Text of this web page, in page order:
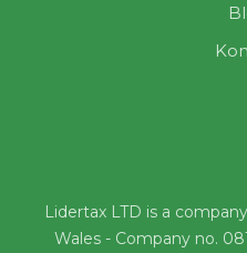
Lidertax LTD is a
Wales - Company no.